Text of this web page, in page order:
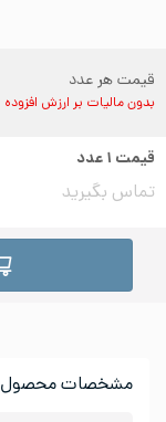
مشخصات محصول
قیمت هر عدد
بدون مالیات بر ارزش افزوده
قیمت ۱عدد
تماس بگیرید